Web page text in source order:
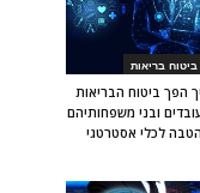
ביטוח בריאות
הפך ביטוח הבריאות
ובני משפחותיהם
לכלי אסטרטגי